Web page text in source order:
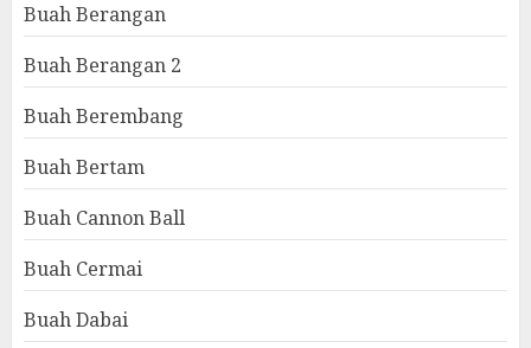
Buah Berangan
Buah Berangan 2
Buah Berembang
Buah Bertam
Buah Cannon Ball
Buah Cermai
Buah Dabai